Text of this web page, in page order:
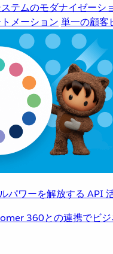
テムのモダナイゼーシ
メーション 単一の顧客
パワーを解放する API
360との連携でビ